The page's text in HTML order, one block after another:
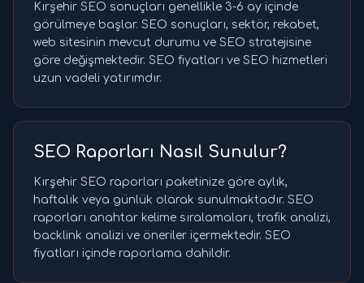
Kırşehir SEO sonuçları genellikle 3-6 ay içinde
görülmeye başlar. SEO sonuçları, sektör, rekabet,
web sitesinin mevcut durumu ve SEO stratejisine
göre değişmektedir. SEO fiyatları ve SEO hizmetleri
uzun vadeli yatırımdır.
SEO Raporları Nasıl Sunulur?
Kırşehir SEO raporları paketinize göre aylık,
haftalık veya günlük olarak sunulmaktadır. SEO
raporları anahtar kelime sıralamaları, trafik analizi,
backlink analizi ve öneriler içermektedir. SEO
fiyatları içinde raporlama dahildir.